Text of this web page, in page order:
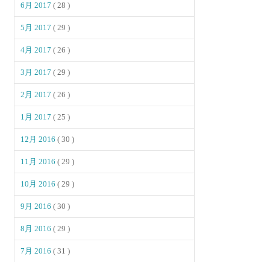
6月 2017( 28 )
5月 2017( 29 )
4月 2017( 26 )
3月 2017( 29 )
2月 2017( 26 )
1月 2017( 25 )
12月 2016( 30 )
11月 2016( 29 )
10月 2016( 29 )
9月 2016( 30 )
8月 2016( 29 )
7月 2016( 31 )